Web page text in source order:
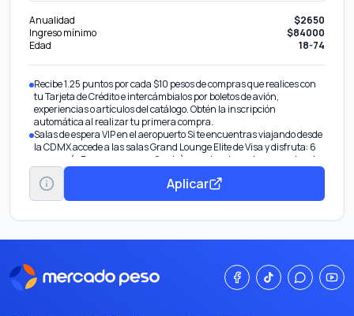
Anualidad
$2650
Ingreso mínimo
$84000
Edad
18-74
Recibe 1.25 puntos por cada $10 pesos de compras que realices con
tu Tarjeta de Crédito e intercámbialos por boletos de avión,
experiencias o artículos del catálogo. Obtén la inscripción
automática al realizar tu primera compra.
Salas de espera VIP en el aeropuerto Si te encuentras viajando desde
la CDMX accede a las salas Grand Lounge Elite de Visa y disfruta: 6
accesos (o 3 con un acompañante) anuales sin costo, presentando
únicamente tu Tarjeta de Crédito Platinum Visa
Terminal 1 del Aeropuerto Internacional de la CDMX (AICM) Lounge
19/ The Grand Lounge / Terraza Elite Aeropuerto Internacional
En tus viajes alrededor del mundo accede a las más de 1,200 salas
programa Lounge Key.
Invita a tus amigos a solicitar una Tarjeta de Crédito Banorte y gana
Aplicar